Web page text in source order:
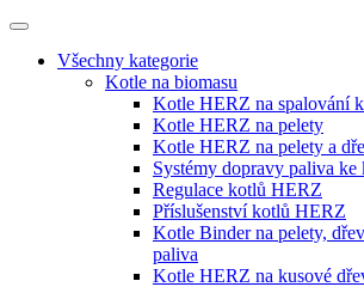
Všechny kategorie
Kotle na biomasu
Kotle HERZ na spalování
Kotle HERZ na pelety
Kotle HERZ na pelety a
Systémy dopravy paliva
Regulace kotlů HERZ
Příslušenství kotlů HERZ
Kotle Binder na pelety,
paliva
Kotle HERZ na kusové